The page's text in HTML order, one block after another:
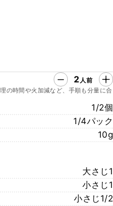
2 人前
の時間や火加減など、手順も分量に合
1/2個
1/4パック
10g
大さじ1
小さじ1
小さじ1/2